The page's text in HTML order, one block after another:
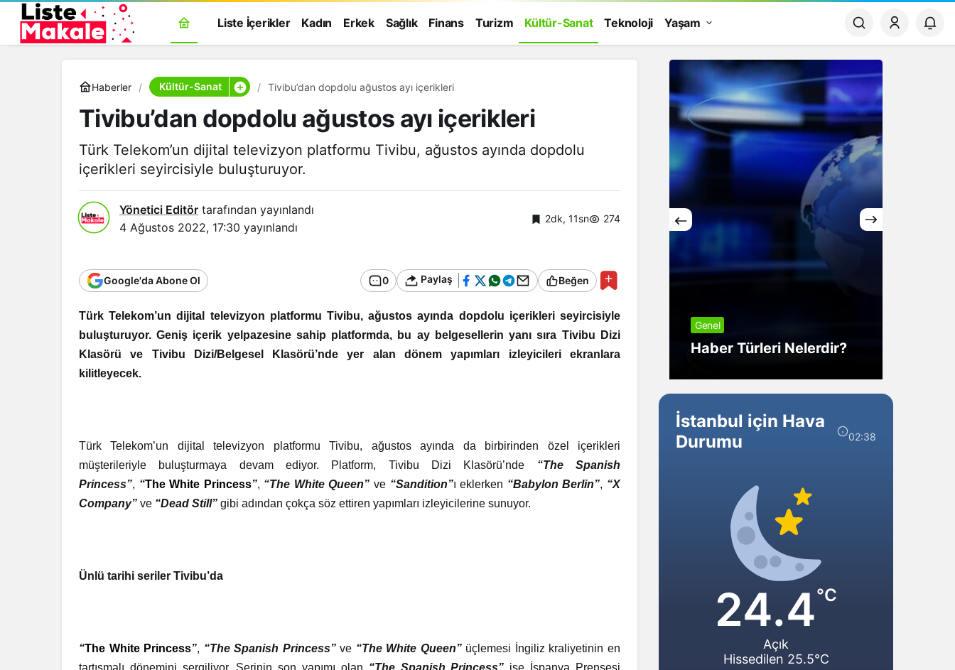
Liste İçerikler Kadın Erkek Sağlık Finans Turizm Kültür-Sanat Teknoloji Yaşam
Haberler Kültür-Sanat Tivibu’dan dopdolu ağustos ayı içerikleri
Tivibu’dan dopdolu ağustos ayı içerikleri
Türk Telekom’un dijital televizyon platformu Tivibu, ağustos ayında dopdolu
içerikleri seyircisiyle buluşturuyor.
Yönetici Editör tarafından yayınlandı
4 Ağustos 2022, 17:30 yayınlandı
2dk, 11sn 274
Google'da Abone Ol 0 Paylaş Beğen
Türk Telekom’un dijital televizyon platformu Tivibu, ağustos ayında dopdolu içerikleri seyircisiyle
buluşturuyor. Geniş içerik yelpazesine sahip platformda, bu ay belgesellerin yanı sıra Tivibu Dizi
Klasörü ve Tivibu Dizi/Belgesel Klasörü’nde yer alan dönem yapımları izleyicileri ekranlara
kilitleyecek.
Türk Telekom’un dijital televizyon platformu Tivibu, ağustos ayında da birbirinden özel içerikleri
müşterileriyle buluşturmaya devam ediyor. Platform, Tivibu Dizi Klasörü’nde “The Spanish
Princess”, “The White Princess”, “The White Queen” ve “Sandition”ı eklerken “Babylon Berlin”, “X
Company” ve “Dead Still” gibi adından çokça söz ettiren yapımları izleyicilerine sunuyor.
Ünlü tarihi seriler Tivibu’da
“The White Princess”, “The Spanish Princess”ve “The White Queen”üçlemesi İngiliz kraliyetinin en
tartışmalı dönemini sergiliyor. Serinin son yapımı olan “The Spanish Princess” ise İspanya Prensesi
Bir Erkek Bir Kadına Ne
Zaman Bağlanır?
Genel
Haber Türleri Nelerdir?
İstanbul için Hava
Durumu
02:38
24.4°C
Açık
Hissedilen 25.5°C